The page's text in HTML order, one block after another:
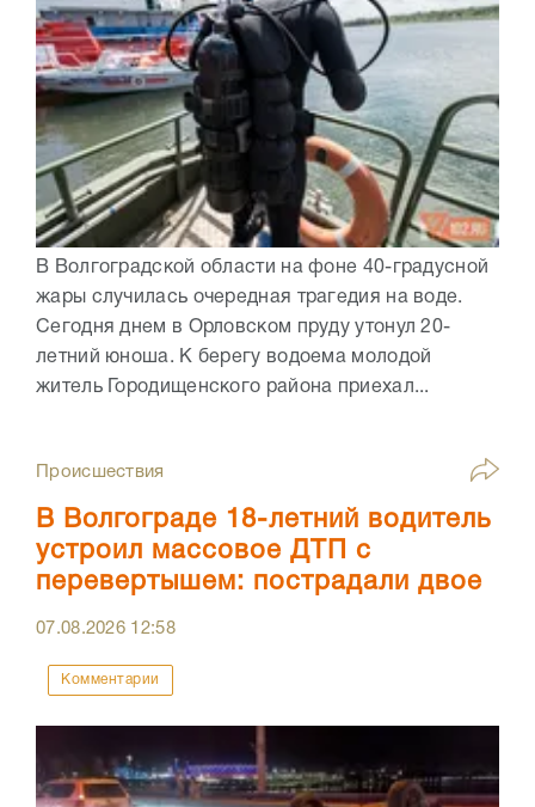
В Волгоградской области на фоне 40-градусной
жары случилась очередная трагедия на воде.
Сегодня днем в Орловском пруду утонул 20-
летний юноша. К берегу водоема молодой
житель Городищенского района приехал...
Происшествия
В Волгограде 18-летний водитель
устроил массовое ДТП с
перевертышем: пострадали двое
07.08.2026 12:58
Комментарии